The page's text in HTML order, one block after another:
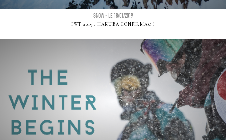
SNOW - LE 18/01/2019
FWT 2019 : HAKUBA CONFIRMÃ© !